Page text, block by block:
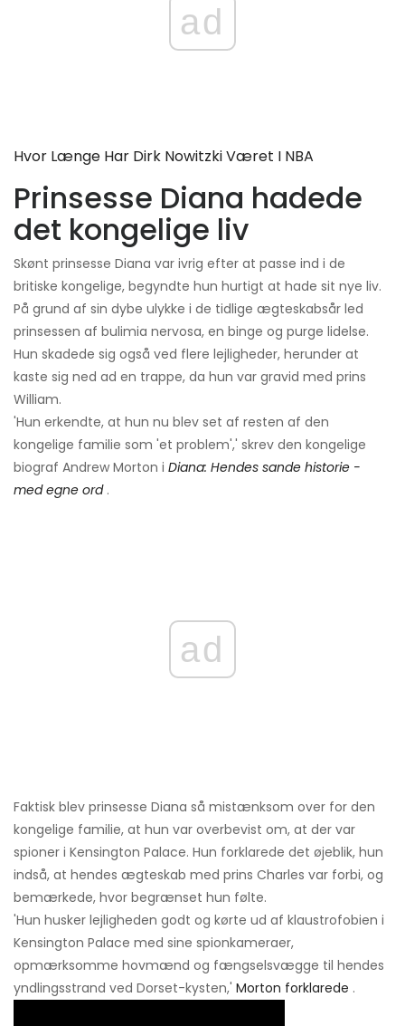
ad
Hvor Længe Har Dirk Nowitzki Været I NBA
Prinsesse Diana hadede
det kongelige liv
Skønt prinsesse Diana var ivrig efter at passe ind i de
britiske kongelige, begyndte hun hurtigt at hade sit nye liv.
På grund af sin dybe ulykke i de tidlige ægteskabsår led
prinsessen af ​​bulimia nervosa, en binge og purge lidelse.
Hun skadede sig også ved flere lejligheder, herunder at
kaste sig ned ad en trappe, da hun var gravid med prins
William.
'Hun erkendte, at hun nu blev set af resten af ​​den
kongelige familie som 'et problem',' skrev den kongelige
biograf Andrew Morton i Diana: Hendes sande historie -
med egne ord .
ad
Faktisk blev prinsesse Diana så mistænksom over for den
kongelige familie, at hun var overbevist om, at der var
spioner i Kensington Palace. Hun forklarede det øjeblik, hun
indså, at hendes ægteskab med prins Charles var forbi, og
bemærkede, hvor begrænset hun følte.
'Hun husker lejligheden godt og kørte ud af klaustrofobien i
Kensington Palace med sine spionkameraer,
opmærksomme hovmænd og fængselsvægge til hendes
yndlingsstrand ved Dorset-kysten,' Morton forklarede .